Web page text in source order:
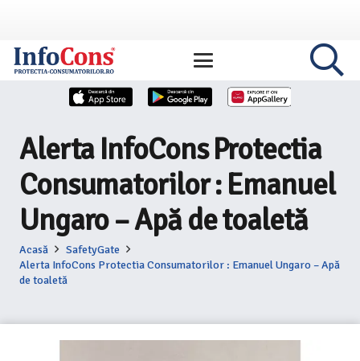
Alerta InfoCons Protectia
Consumatorilor : Emanuel
Ungaro – Apă de toaletă
Acasă
SafetyGate
Alerta InfoCons Protectia Consumatorilor : Emanuel Ungaro – Apă
de toaletă